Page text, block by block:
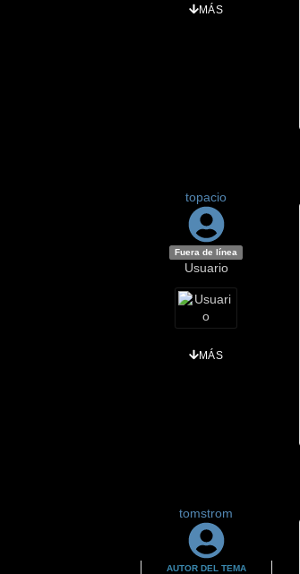
MÁS
topacio
Fuera de línea
Usuario
MÁS
tomstrom
AUTOR DEL TEMA